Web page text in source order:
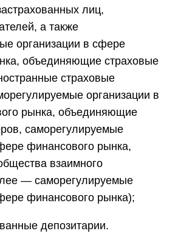
лиц,
а также
организации в сфере
объединяющие страховые
страховые
организации в
рынка, объединяющие
саморегулируемые
финансового рынка,
взаимного
— саморегулируемые
финансового рынка);
депозитарии.